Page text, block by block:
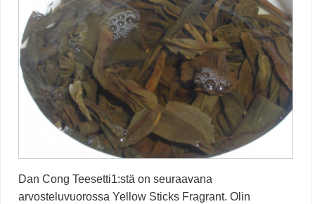
Dan Cong Teesetti1:stä on seuraavana
arvosteluvuorossa Yellow Sticks Fragrant. Olin